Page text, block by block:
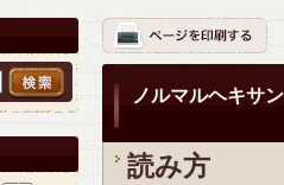
ノルマルヘキサ
読み方